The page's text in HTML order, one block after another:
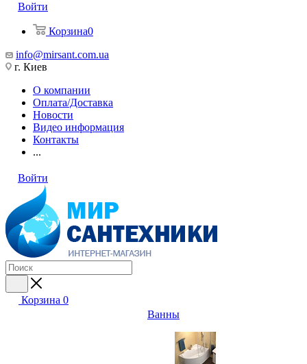
Войти
Корзина0
info@mirsant.com.ua
г. Киев
О компании
Оплата/Доставка
Новости
Видео информация
Контакты
...
Войти
Корзина 0
Ванны